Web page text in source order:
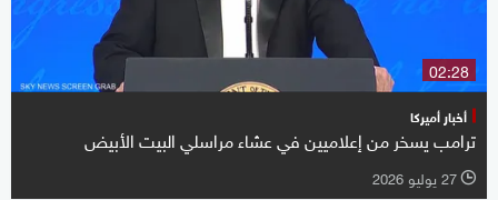
02:28
أخبار أميركا
ترامب يسخر من إعلاميين في عشاء مراسلي البيت الأبيض
l 27 يوليو 2026